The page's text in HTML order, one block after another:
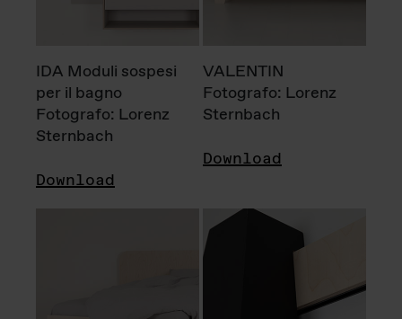
IDA Moduli sospesi
per il bagno
Fotografo: Lorenz
Sternbach
Download
VALENTIN
Fotografo: Lorenz
Sternbach
Download